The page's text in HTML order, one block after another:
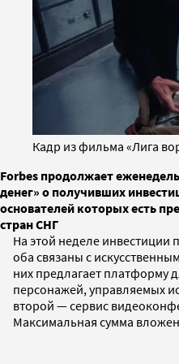
Кадр из фильма «Лига
Forbes продолжает
денег» о получивших
основателей которых есть
стран СНГ
На этой неделе инвестиции
оба связаны с
них предлагает платформу
персонажей, управляемых
второй — сервис
Максимальная сумма